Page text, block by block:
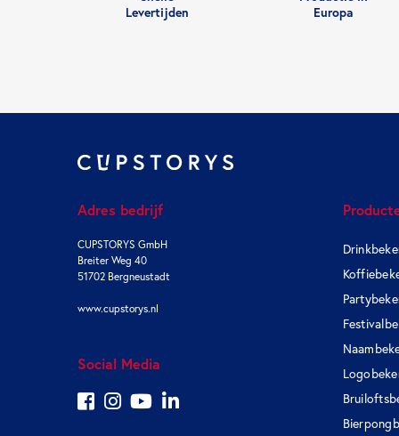
Levertijden
Europa
Adres bedrijf
CUPSTORYS GmbH
Breiter Weg 40
51702 Bergneustadt
www.cupstorys.nl
Social Media